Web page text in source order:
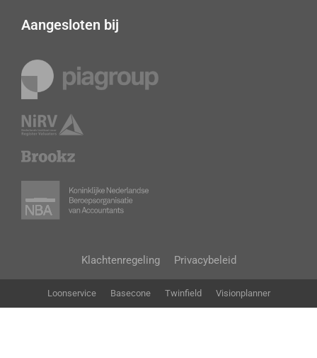
Aangesloten bij
Klachtenregeling Privacybeleid
Loonservice Basecone Twinfield Visionplanner